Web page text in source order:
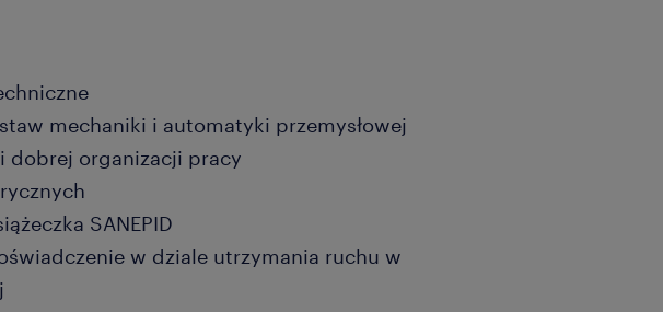
mechaniki i automatyki przemysłowej
organizacji pracy
SANEPID
w dziale utrzymania ruchu w